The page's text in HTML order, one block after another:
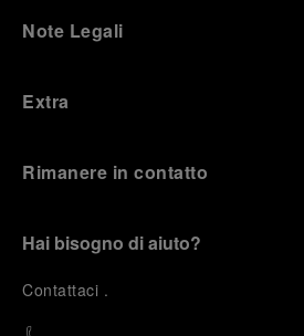
Note Legali
Extra
Rimanere in contatto
Hai bisogno di aiuto?
Contattaci .